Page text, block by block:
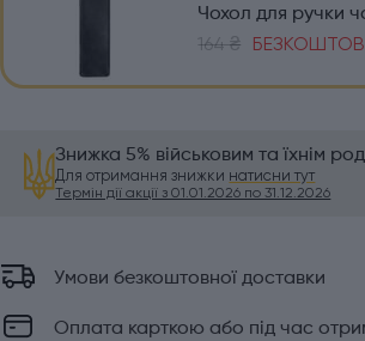
Чохол для ручки
164 ₴
Знижка 5% військовим та їхнім
Для отримання знижки натисни тут
Термін дії акції з 01.01.2026 по 31.12.2026
Умови безкоштовної доставки
Оплата карткою або під час